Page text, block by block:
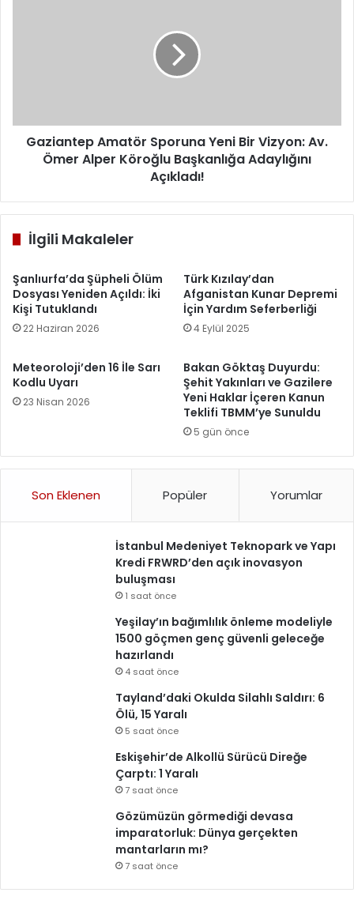
Alper
Köroğlu
Başkanlığa
Gaziantep Amatör Sporuna Yeni Bir Vizyon: Av.
Ömer Alper Köroğlu Başkanlığa Adaylığını
Açıkladı!
İlgili Makaleler
Şanlıurfa’da Şüpheli Ölüm
Dosyası Yeniden Açıldı: İki
Kişi Tutuklandı
22 Haziran 2026
Türk Kızılay’dan
Afganistan Kunar Depremi
İçin Yardım Seferberliği
4 Eylül 2025
Meteoroloji’den 16 İle Sarı
Kodlu Uyarı
23 Nisan 2026
Bakan Göktaş Duyurdu:
Şehit Yakınları ve Gazilere
Yeni Haklar İçeren Kanun
Teklifi TBMM’ye Sunuldu
5 gün önce
Son Eklenen Popüler Yorumlar
İstanbul Medeniyet Teknopark ve Yapı
Kredi FRWRD’den açık inovasyon
buluşması
1 saat önce
Yeşilay’ın bağımlılık önleme modeliyle
1500 göçmen genç güvenli geleceğe
hazırlandı
4 saat önce
Tayland’daki Okulda Silahlı Saldırı: 6
Ölü, 15 Yaralı
5 saat önce
Eskişehir’de Alkollü Sürücü Direğe
Çarptı: 1 Yaralı
7 saat önce
Gözümüzün görmediği devasa
imparatorluk: Dünya gerçekten
mantarların mı?
7 saat önce